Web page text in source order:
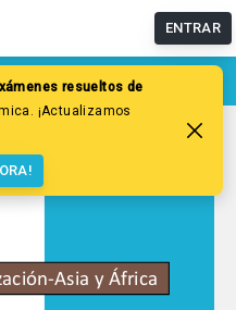
ENTRAR
resueltos de
¡Actualizamos